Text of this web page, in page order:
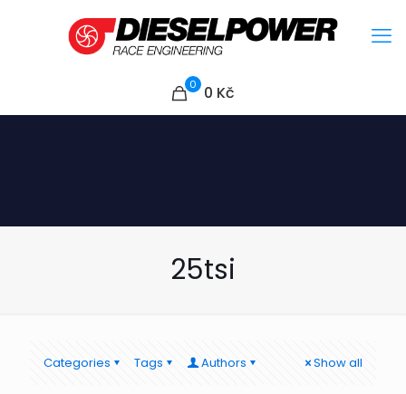
0 0 Kč
25tsi
Categories Tags Authors Show all